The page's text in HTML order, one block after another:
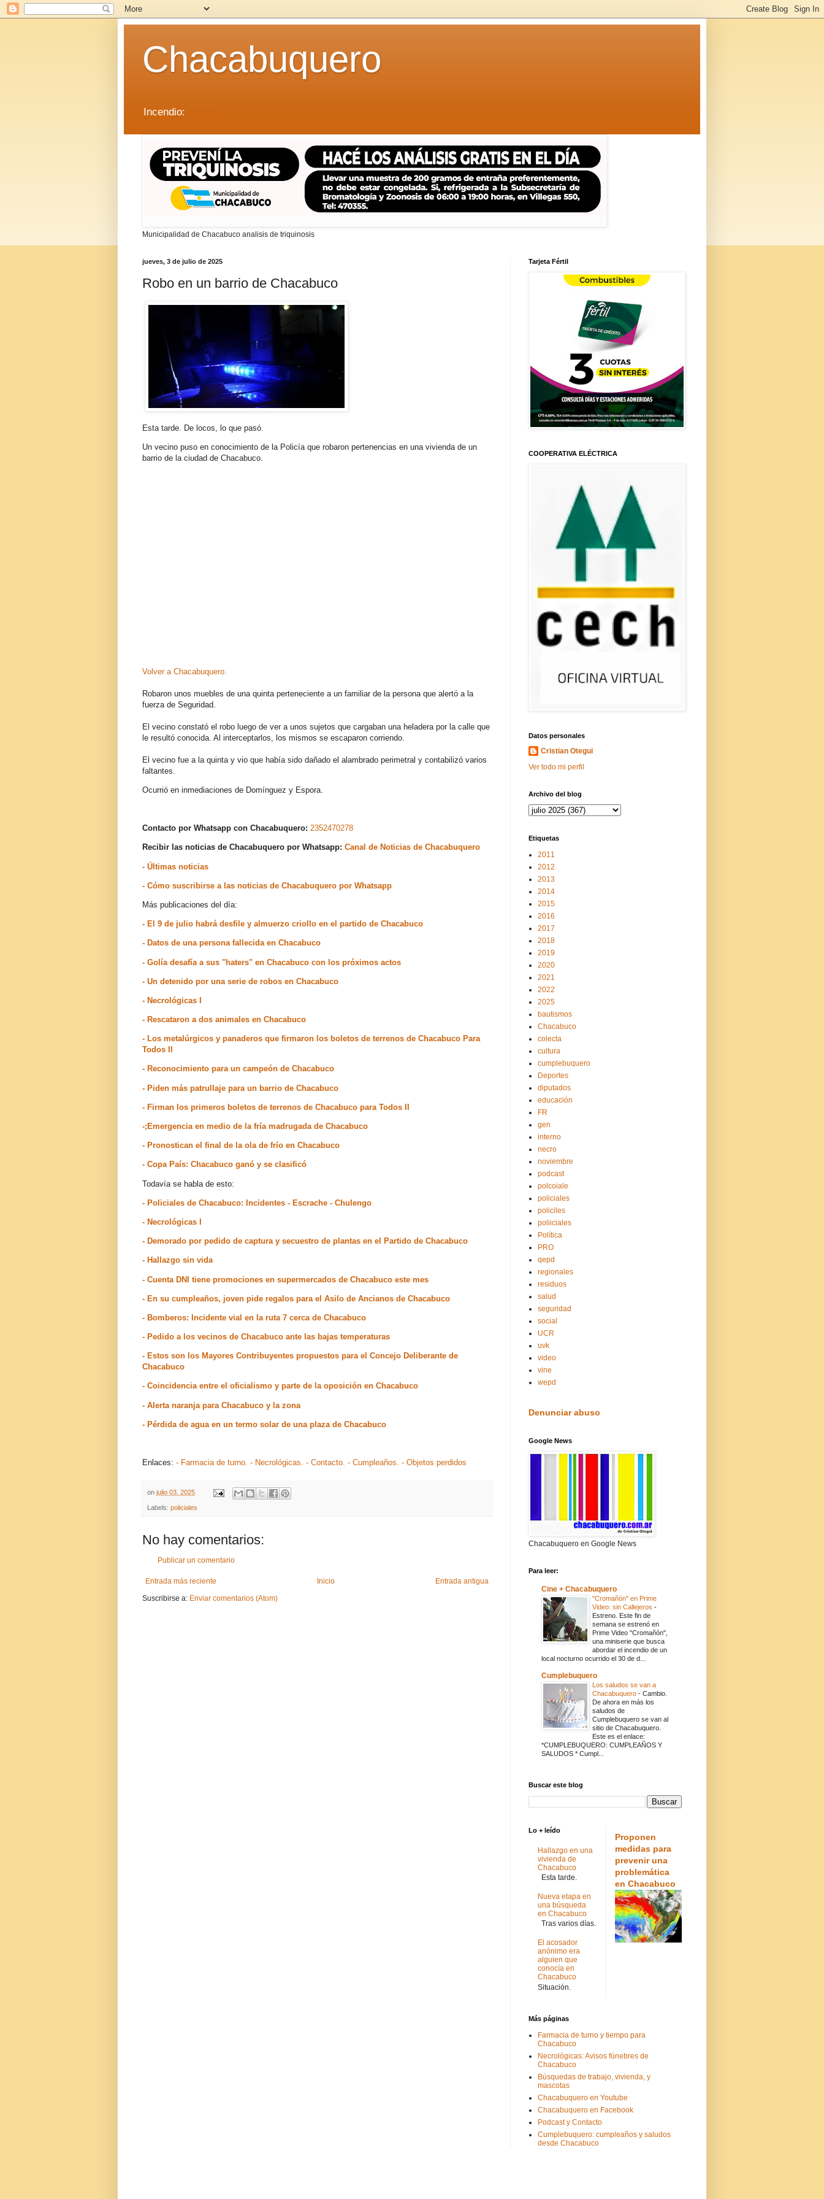
Chacabuquero
Incendio:
Municipalidad de Chacabuco analisis de triquinosis
jueves, 3 de julio de 2025
Robo en un barrio de Chacabuco
Esta tarde. De locos, lo que pasó.
Un vecino puso en conocimiento de la Policía que robaron pertenencias en una vivienda de un
barrio de la ciudad de Chacabuco.
Volver a Chacabuquero.
Robaron unos muebles de una quinta perteneciente a un familiar de la persona que alertó a la
fuerza de Seguridad.
El vecino constató el robo luego de ver a unos sujetos que cargaban una heladera por la calle que
le resultó conocida. Al interceptarlos, los mismos se escaparon corriendo.
El vecino fue a la quinta y vio que había sido dañado el alambrado perimetral y contabilizó varios
faltantes.
Ocurrió en inmediaciones de Domínguez y Espora.
Contacto por Whatsapp con Chacabuquero: 2352470278
Recibir las noticias de Chacabuquero por Whatsapp: Canal de Noticias de Chacabuquero
- Últimas noticias
- Cómo suscribirse a las noticias de Chacabuquero por Whatsapp
Más publicaciones del día:
- El 9 de julio habrá desfile y almuerzo criollo en el partido de Chacabuco
- Datos de una persona fallecida en Chacabuco
- Golía desafía a sus "haters" en Chacabuco con los próximos actos
- Un detenido por una serie de robos en Chacabuco
- Necrológicas I
- Rescataron a dos animales en Chacabuco
- Los metalúrgicos y panaderos que firmaron los boletos de terrenos de Chacabuco Para
Todos II
- Reconocimiento para un campeón de Chacabuco
- Piden más patrullaje para un barrio de Chacabuco
- Firman los primeros boletos de terrenos de Chacabuco para Todos II
-;Emergencia en medio de la fría madrugada de Chacabuco
- Pronostican el final de la ola de frío en Chacabuco
- Copa País: Chacabuco ganó y se clasificó
Todavía se habla de esto:
- Policiales de Chacabuco: Incidentes - Escrache - Chulengo
- Necrológicas I
- Demorado por pedido de captura y secuestro de plantas en el Partido de Chacabuco
- Hallazgo sin vida
- Cuenta DNI tiene promociones en supermercados de Chacabuco este mes
- En su cumpleaños, joven pide regalos para el Asilo de Ancianos de Chacabuco
- Bomberos: Incidente vial en la ruta 7 cerca de Chacabuco
- Pedido a los vecinos de Chacabuco ante las bajas temperaturas
- Estos son los Mayores Contribuyentes propuestos para el Concejo Deliberante de
Chacabuco
- Coincidencia entre el oficialismo y parte de la oposición en Chacabuco
- Alerta naranja para Chacabuco y la zona
- Pérdida de agua en un termo solar de una plaza de Chacabuco
Enlaces: - Farmacia de turno. - Necrológicas. - Contacto. - Cumpleaños. - Objetos perdidos
on julio 03, 2025
Labels: policiales
No hay comentarios:
Publicar un comentario
Entrada más reciente Entrada antigua
Inicio
Suscribirse a: Enviar comentarios (Atom)
Tarjeta Fértil
COOPERATIVA ELÉCTRICA
Datos personales
Cristian Otegui
Ver todo mi perfil
Archivo del blog
Etiquetas
2011
2012
2013
2014
2015
2016
2017
2018
2019
2020
2021
2022
2025
bautismos
Chacabuco
colecta
cultura
cumplebuquero
Deportes
diputados
educación
FR
gen
interno
necro
noviembre
podcast
polcoiale
policiales
policiles
poliiciales
Política
PRO
qepd
regionales
residuos
salud
seguridad
social
UCR
uvk
video
vine
wepd
Denunciar abuso
Google News
Chacabuquero en Google News
Para leer:
Cine + Chacabuquero
"Cromañón" en Prime
Video: sin Callejeros -
Estreno. Este fin de
semana se estrenó en
Prime Video "Cromañón",
una miniserie que busca
abordar el incendio de un
local nocturno ocurrido el 30 de d...
Cumplebuquero
Los saludos se van a
Chacabuquero - Cambio.
De ahora en más los
saludos de
Cumplebuquero se van al
sitio de Chacabuquero.
Este es el enlace:
*CUMPLEBUQUERO: CUMPLEAÑOS Y
SALUDOS * Cumpl...
Buscar este blog
Lo + leído
Hallazgo en una
vivienda de
Chacabuco
Esta tarde.
Nueva etapa en
una búsqueda
en Chacabuco
Tras varios días.
El acosador
anónimo era
alguien que
conocía en
Chacabuco
Situación.
Proponen
medidas para
prevenir una
problemática
en Chacabuco
Más páginas
Farmacia de turno y tiempo para
Chacabuco
Necrológicas: Avisos fúnebres de
Chacabuco
Búsquedas de trabajo, vivienda, y
mascotas
Chacabuquero en Youtube
Chacabuquero en Facebook
Podcast y Contacto
Cumplebuquero: cumpleaños y saludos
desde Chacabuco